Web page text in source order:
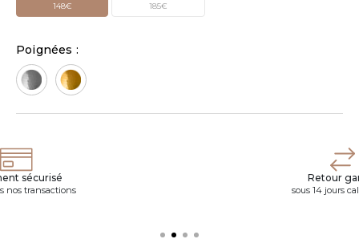
148€ 185€
Poignées :
sécurisé
nos transactions
Retour
sous 14 jours